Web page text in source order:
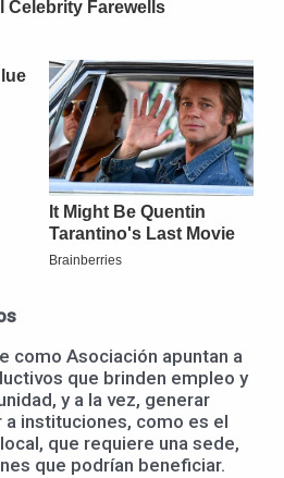
como Asociación apuntan a
que brinden empleo y
y a la vez, generar
a instituciones, como es el
que requiere una sede,
que podrían beneficiar.